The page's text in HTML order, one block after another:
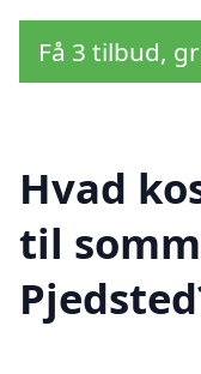
Få 3 tilbud,
Hvad
til